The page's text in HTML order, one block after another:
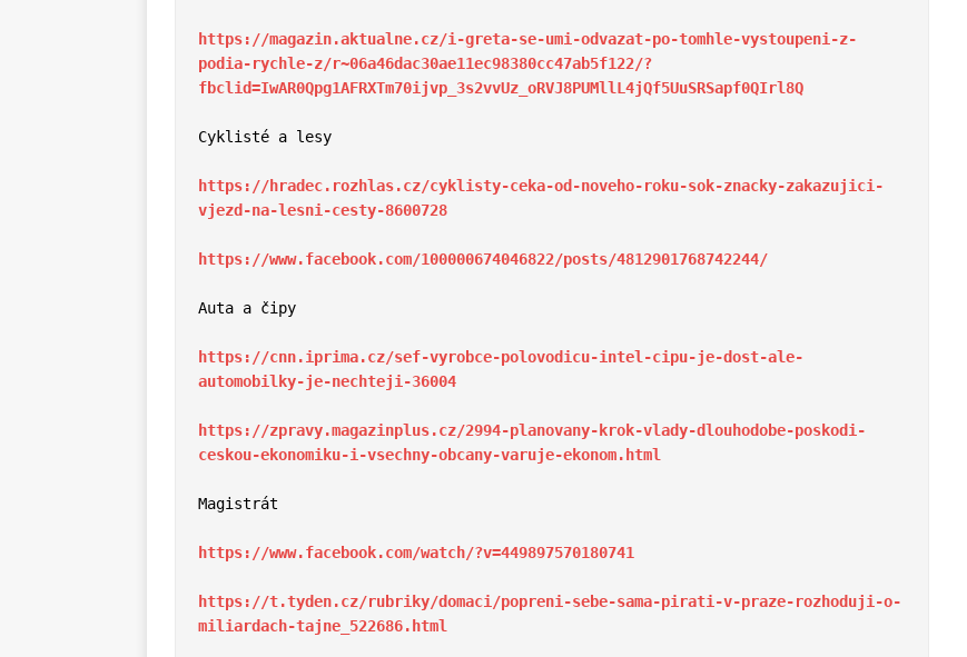
https://magazin.aktualne.cz/i-greta-se-umi-odvazat-po-tomhle-vystoupeni-z-
podia-rychle-z/r~06a46dac30ae11ec98380cc47ab5f122/?
fbclid=IwAR0Qpg1AFRXTm70ijvp_3s2vvUz_oRVJ8PUMllL4jQf5UuSRSapf0QIrl8Q
Cyklisté a lesy
https://hradec.rozhlas.cz/cyklisty-ceka-od-noveho-roku-sok-znacky-zakazujici-
vjezd-na-lesni-cesty-8600728
https://www.facebook.com/100000674046822/posts/4812901768742244/
Auta a čipy
https://cnn.iprima.cz/sef-vyrobce-polovodicu-intel-cipu-je-dost-ale-
automobilky-je-nechteji-36004
https://zpravy.magazinplus.cz/2994-planovany-krok-vlady-dlouhodobe-poskodi-
ceskou-ekonomiku-i-vsechny-obcany-varuje-ekonom.html
Magistrát
https://www.facebook.com/watch/?v=449897570180741
https://t.tyden.cz/rubriky/domaci/popreni-sebe-sama-pirati-v-praze-rozhoduji-o-
miliardach-tajne_522686.html